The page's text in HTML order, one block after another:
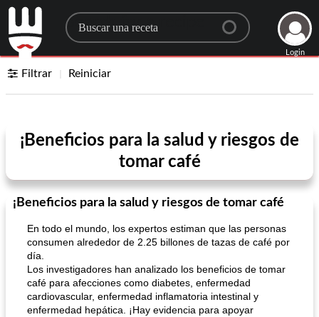
Search for a recipe
Login
Filtrar Reiniciar
¡Beneficios para la salud y riesgos de
tomar café
¡Beneficios para la salud y riesgos de tomar café
En todo el mundo, los expertos estiman que las personas
consumen alrededor de 2.25 billones de tazas de café por
día.
Los investigadores han analizado los beneficios de tomar
café para afecciones como diabetes, enfermedad
cardiovascular, enfermedad inflamatoria intestinal y
enfermedad hepática. ¡Hay evidencia para apoyar